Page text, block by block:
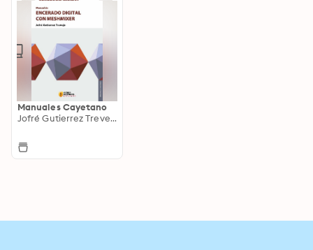
Manuales Cayetano
Jofré Gutierrez Trevejo